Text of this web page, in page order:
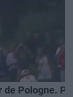
Pologne.